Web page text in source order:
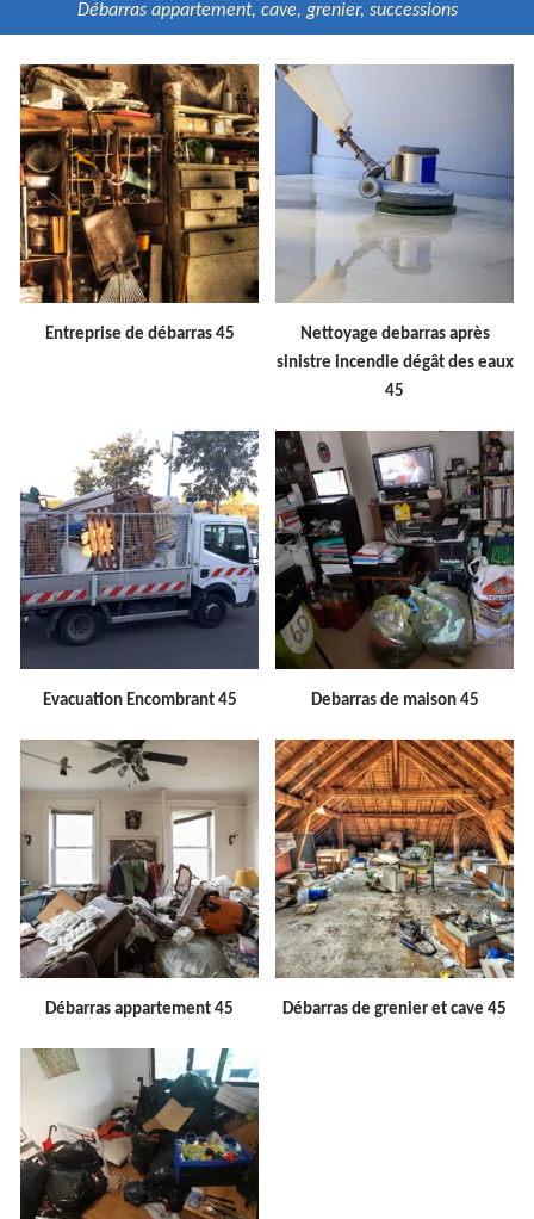
Débarras appartement, cave, grenier, successions
Entreprise de débarras 45
Nettoyage debarras après
sinistre incendie dégât des eaux
45
Evacuation Encombrant 45 Debarras de maison 45
Débarras appartement 45 Débarras de grenier et cave 45